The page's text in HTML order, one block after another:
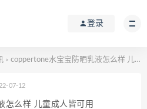
登录
> coppertone水宝宝防晒乳液怎么样 儿童成人皆可用
07-12
怎么样 儿童成人皆可用